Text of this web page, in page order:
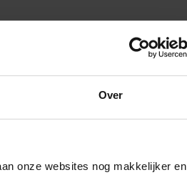
Over
onze websites nog makkelijker en